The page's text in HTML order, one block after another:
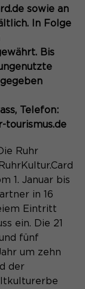
dieser
auf der
wird:
Sie
Sitzung
bei
Benutzer-
(sog.
Daten der
gewählte
sowie an
In Folge
Bis
Telefon:
tourismus.de
Ruhr
1. Januar bis
in 16
Eintritt
ein. Die 21
fünf
um zehn
der